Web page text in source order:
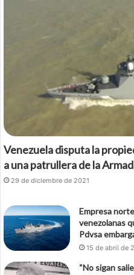
Venezuela disputa la
a una patrullera de la
29 de diciembre de 2021
Empresa
venezolanas
Pdvsa
15 de abril de
“No sigan